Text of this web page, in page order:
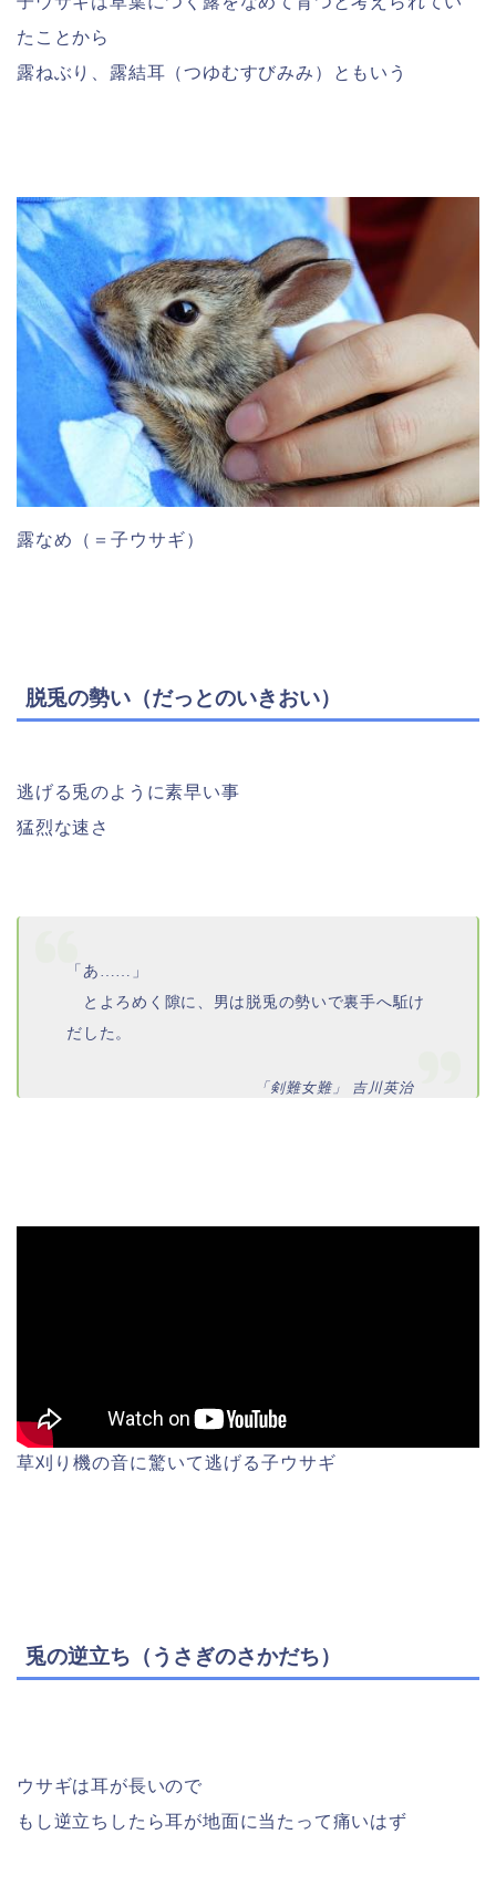
たことから
露ねぶり、露結耳（つゆむすびみみ）ともいう
露なめ（＝子ウサギ）
脱兎の勢い（だっとのいきおい）
逃げる兎のように素早い事
猛烈な速さ
「あ……」
とよろめく隙に、男は脱兎の勢いで裏手へ駈け
だした。
「剣難女難」 吉川英治
草刈り機の音に驚いて逃げる子ウサギ
兎の逆立ち（うさぎのさかだち）
ウサギは耳が長いので
もし逆立ちしたら耳が地面に当たって痛いはず